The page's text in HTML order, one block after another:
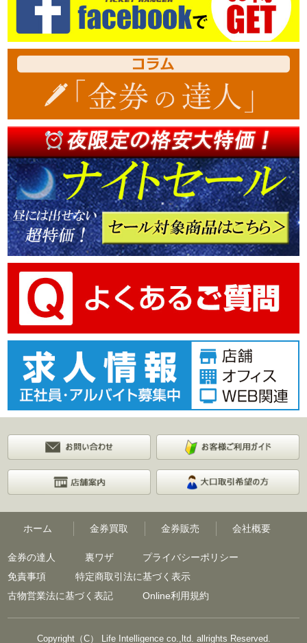
ホーム 金券買取 金券販売 会社概要
金券の達人 裏ワザ
プライバシーポリシー
免責事項
特定商取引法に基づく表示
古物営業法に基づく表記
Online利用規約
Copyright（C） Life Intelligence co.,ltd. allrights Reserved.